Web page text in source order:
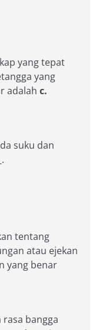
yang tepat
yang
adalah c.
suku dan
.
tentang
atau ejekan
yang benar
bangga